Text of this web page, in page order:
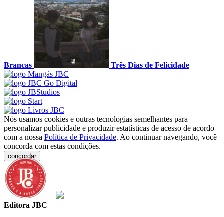
Brancas Três Dias de Felicidade
Nós usamos cookies e outras tecnologias semelhantes para
personalizar publicidade e produzir estatísticas de acesso de acordo
com a nossa Política de Privacidade. Ao continuar navegando, você
concorda com estas condições.
concordar
Editora JBC